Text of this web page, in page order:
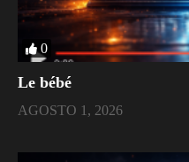
0
Le bébé
AGOSTO 1, 2026